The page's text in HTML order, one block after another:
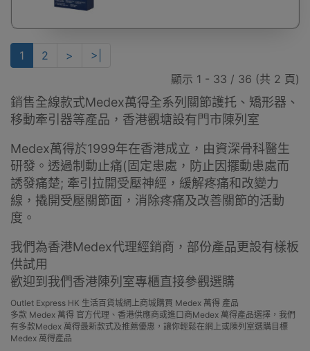
1 2 >
>|
顯示 1 - 33 / 36 (共 2 頁)
銷售全線款式Medex萬得全系列關節護托、矯形器、
移動牽引器等產品，香港觀塘設有門市陳列室
Medex萬得於1999年在香港成立，由資深骨科醫生
研發。透過制動止痛(固定患處，防止因擺動患處而
誘發痛楚; 牽引拉開受壓神經，緩解疼痛和改變力
線，撬開受壓關節面，消除疼痛及改善關節的活動
度。
我們為香港Medex代理經銷商，部份產品更設有樣板
供試用
歡迎到我們香港陳列室專櫃直接參觀選購
Outlet Express HK 生活百貨城網上商城購買 Medex 萬得 產品
多款 Medex 萬得 官方代理、香港供應商或進口商Medex 萬得產品選擇，我們
有多款Medex 萬得最新款式及推薦優惠，讓你輕鬆在網上或陳列室選購目標
Medex 萬得產品